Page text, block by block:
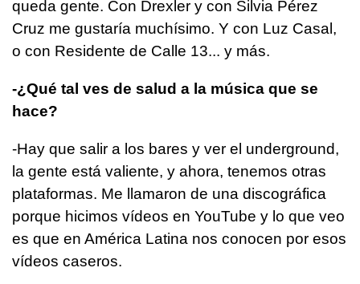
queda gente. Con Drexler y con Silvia Pérez
Cruz me gustaría muchísimo. Y con Luz Casal,
o con Residente de Calle 13... y más.
-¿Qué tal ves de salud a la música que se
hace?
-Hay que salir a los bares y ver el underground,
la gente está valiente, y ahora, tenemos otras
plataformas. Me llamaron de una discográfica
porque hicimos vídeos en YouTube y lo que veo
es que en América Latina nos conocen por esos
vídeos caseros.